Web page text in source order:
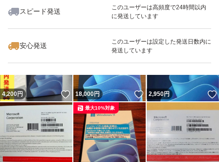
スピード発送
このユーザーは高頻度で24時間以内
に発送しています
安心発送
このユーザーは設定した発送日数内に
発送しています
いいね！
5,000
4,200円 いいね！
18,000円 いいね！
2,950円
最大10%対象